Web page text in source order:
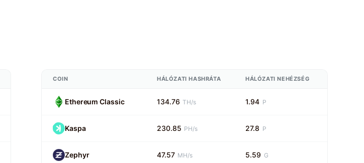
COIN HÁLÓZATI HASHRÁTA HÁLÓZATI NEHÉZSÉG
Ethereum Classic 134.76 TH/s 1.94 P
Kaspa 230.85 PH/s 27.8 P
Zephyr 47.57 MH/s 5.59 G